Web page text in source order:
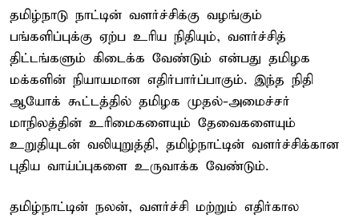
தமிழ்நாடு நாட்டின் வளர்ச்சிக்கு வழங்கும்
பங்களிப்புக்கு ஏற்ப உரிய நிதியும், வளர்ச்சித்
திட்டங்களும் கிடைக்க வேண்டும் என்பது தமிழக
மக்களின் நியாயமான எதிர்பார்ப்பாகும். இந்த நிதி
ஆயோக் கூட்டத்தில் தமிழக முதல்-அமைச்சர்
மாநிலத்தின் உரிமைகளையும் தேவைகளையும்
உறுதியுடன் வலியுறுத்தி, தமிழ்நாட்டின் வளர்ச்சிக்கான
புதிய வாய்ப்புகளை உருவாக்க வேண்டும்.
தமிழ்நாட்டின் நலன், வளர்ச்சி மற்றும் எதிர்கால